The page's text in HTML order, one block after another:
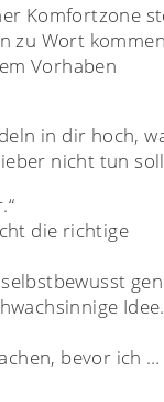
Komfortzone
zu Wort
Vorhaben
in dir hoch,
nicht tun
die richtige
bevor ich